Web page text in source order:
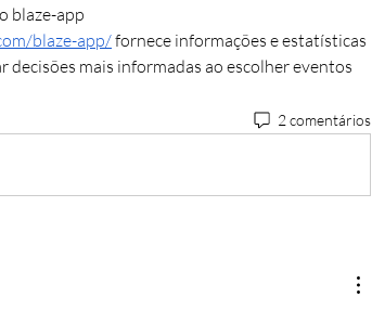
blaze-app/ fornece informações e estatísticas
decisões mais informadas ao escolher eventos
2 comentários